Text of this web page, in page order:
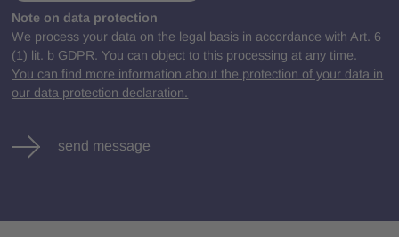
Note on data protection
We process your data on the legal basis in accordance with Art. 6
(1) lit. b GDPR. You can object to this processing at any time.
You can find more information about the protection of your data in
our data protection declaration.
send message